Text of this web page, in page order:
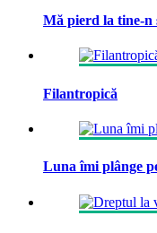
Mă pierd la tine-n
Filantropică
Luna îmi plânge